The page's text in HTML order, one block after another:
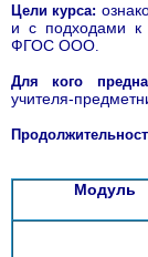
Цели курса:
и с подходами к
ФГОС ООО.
Для кого
учителя-
Модуль